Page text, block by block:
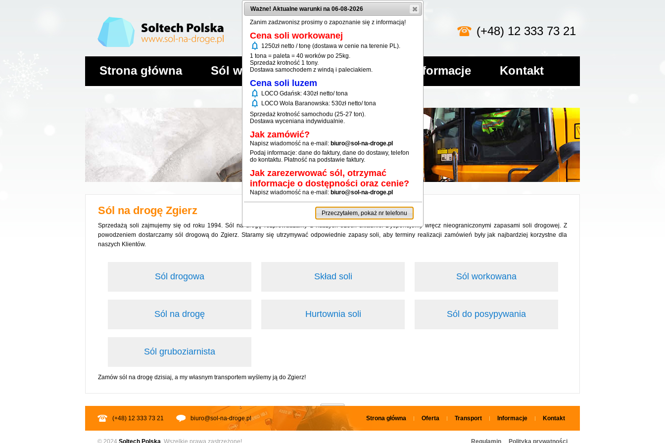
(+48) 12 333 73 21
Strona główna Sól workowana Sól luzem Informacje Kontakt
Sól na drogę Zgierz
Sprzedażą soli zajmujemy się od roku 1994. Sól na drogę rozprowadzamy z naszych trzech składnic. Dysponujemy wręcz nieograniczonymi zapasami soli drogowej. Z
powodzeniem dostarczamy sól drogową do Zgierz. Staramy się utrzymywać odpowiednie zapasy soli, aby terminy realizacji zamówień były jak najbardziej korzystne dla
naszych Klientów.
Sól drogowa Skład soli Sól workowana
Sól na drogę Hurtownia soli Sól do posypywania
Sól gruboziarnista
Zamów sól na drogę dzisiaj, a my własnym transportem wyślemy ją do Zgierz!
(+48) 12 333 73 21 biuro@sol-na-droge.pl Strona główna Oferta Transport Informacje Kontakt
© 2024 Soltech Polska . Wszelkie prawa zastrzeżone! Regulamin Polityka prywatności
Ważne! Aktualne warunki na 06-08-2026
Zanim zadzwonisz prosimy o zapoznanie się z informacją!
Cena soli workowanej
notifications 1250zł netto / tonę (dostawa w cenie na terenie PL).
1 tona = paleta = 40 worków po 25kg.
Sprzedaż krotność 1 tony.
Dostawa samochodem z windą i paleciakiem.
Cena soli luzem
notifications LOCO Gdańsk: 430zł netto/ tona
notifications LOCO Wola Baranowska: 530zł netto/ tona
Sprzedaż krotność samochodu (25-27 ton).
Dostawa wyceniana indywidualnie.
Jak zamówić?
Napisz wiadomość na e-mail: biuro@sol-na-droge.pl
Podaj informacje: dane do faktury, dane do dostawy, telefon
do kontaktu. Płatność na podstawie faktury.
Jak zarezerwować sól, otrzymać
informacje o dostępności oraz cenie?
Napisz wiadomość na e-mail: biuro@sol-na-droge.pl
Przeczytałem, pokaż nr telefonu